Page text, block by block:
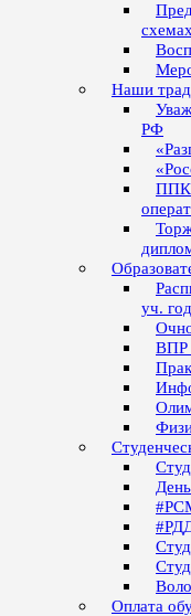
схемах
Наши
РФ
ППК
уч. год
Оплата